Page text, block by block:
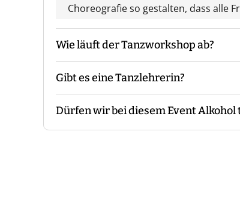
Choreografie so gestalten, dass alle
Wie läuft der Tanzworkshop ab?
Ihr trefft Euch in der Tanzschule und
entwickelt die Choreografie und
Aufführung gibt.
Gibt es eine Tanzlehrerin?
Bei unserem Tanzworkshop ist
Dürfen wir bei diesem Event Alkohol